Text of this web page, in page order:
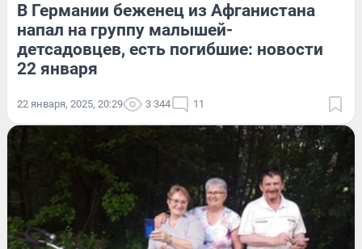
В Германии беженец из Афганистана
напал на группу малышей-
детсадовцев, есть погибшие: новости
22 января
22 января, 2025, 20:29 3 344 11